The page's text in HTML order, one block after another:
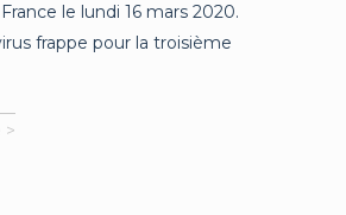
le lundi 16 mars 2020.
frappe pour la troisième
>